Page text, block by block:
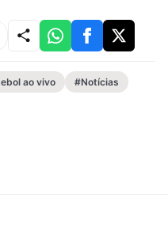
ao vivo #Notícias